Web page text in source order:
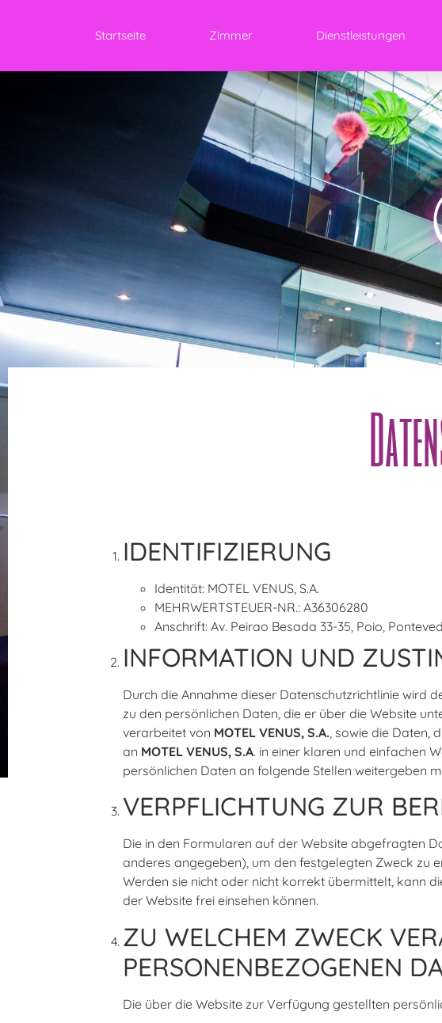
Startseite Zimmer Dienstleistungen
IDENTIFIZIERUNG
Identität: MOTEL VENUS, S.A.
MEHRWERTSTEUER-NR.: A36306280
Anschrift: Av. Peirao Besada 33-35, Poio,
INFORMATION UND
Durch die Annahme dieser Datenschutzrichtlinie wird
zu den persönlichen Daten, die er über die Website
verarbeitet von MOTEL VENUS, S.A., sowie die Daten,
an MOTEL VENUS, S.A. in einer klaren und einfachen
persönlichen Daten an folgende Stellen weitergeben
VERPFLICHTUNG ZUR
Die in den Formularen auf der Website abgefragten
anderes angegeben), um den festgelegten Zweck zu
Werden sie nicht oder nicht korrekt übermittelt, kann
der Website frei einsehen können.
ZU WELCHEM ZWECK
PERSONENBEZOGENEN
Die über die Website zur Verfügung gestellten